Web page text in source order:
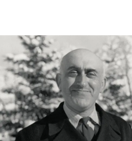
cruciale logistieke draaischijf voor
Vooral Gare Maritime, het voormalige
scharnier tussen verleden en toekomst:
die vandaag is heruitgevonden als een
waar architectuur, hergebruik en
samenkomen.Vanuit Brussel
in de 16de en 17de eeuw een
Habsburgers. In die tijd graasden
plaatselijke weiden, ten noorden nabij
overkant van het in 1550 gegraven